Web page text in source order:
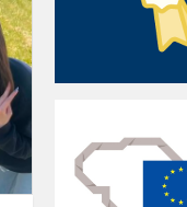
alėja
šiemet
pasipildė
dviem
medžiais